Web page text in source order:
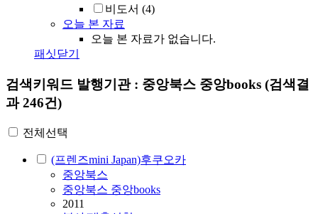
비도서 (4)
오늘 본 자료
오늘 본 자료가 없습니다.
패싯닫기
검색키워드 발행기관 : 중앙북스 중앙books (검색결
과 246건)
전체선택
(프렌즈mini Japan)후쿠오카
중앙북스
중앙북스 중앙books
2011